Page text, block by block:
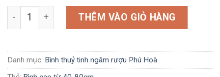
Bình Phú Hòa 4,8L số lượng
THÊM VÀO GIỎ HÀNG
Danh mục: Bình thuỷ tinh ngâm rượu Phú Hoà